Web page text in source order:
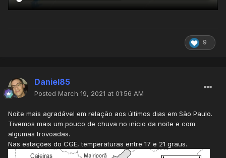
9
Daniel85
Posted March 19, 2021 at 01:56 AM
Noite mais agradável em relação aos últimos dias em São Paulo.
Tivemos mais um pouco de chuva no início da noite e com
algumas trovoadas.
Nas estações do CGE, temperaturas entre 17 e 21 graus.